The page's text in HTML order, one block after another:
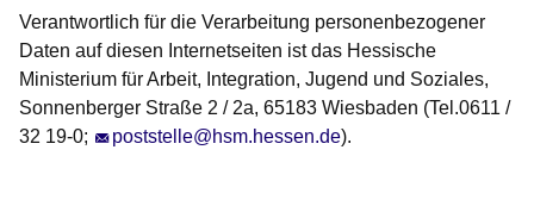
Verantwortlich für die Verarbeitung personenbezogener
Daten auf diesen Internetseiten ist das Hessische
Ministerium für Arbeit, Integration, Jugend und Soziales,
Sonnenberger Straße 2 / 2a, 65183 Wiesbaden (Tel.0611 /
32 19-0;
poststelle@hsm.hessen.de).